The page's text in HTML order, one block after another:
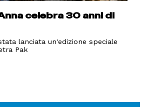
celebra 30 anni di
lanciata un'edizione speciale
Pak